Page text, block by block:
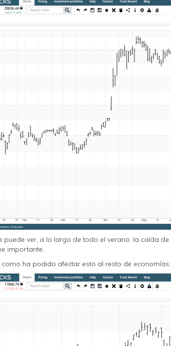
puede ver, a lo largo de todo el verano, la caída
importante.
ha podido afectar esto al resto de